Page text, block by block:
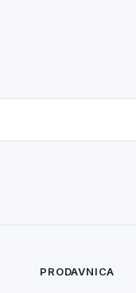
PRODAVNICA